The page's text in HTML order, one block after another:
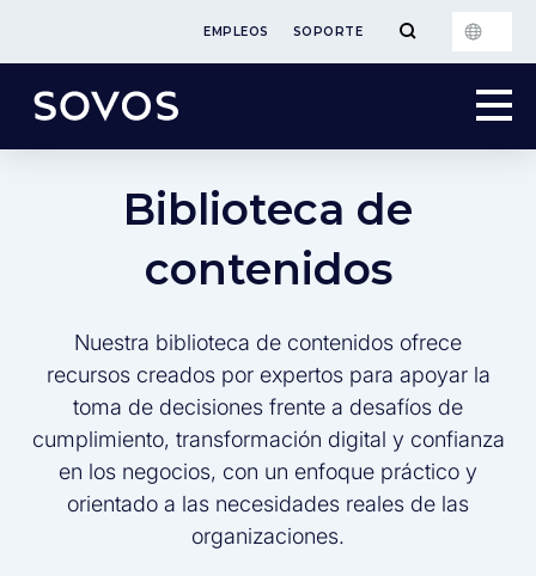
EMPLEOS SOPORTE
Biblioteca de
contenidos
Nuestra biblioteca de contenidos ofrece
recursos creados por expertos para apoyar la
toma de decisiones frente a desafíos de
cumplimiento, transformación digital y confianza
en los negocios, con un enfoque práctico y
orientado a las necesidades reales de las
organizaciones.